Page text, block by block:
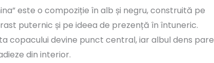
este o compoziție în alb și negru, construită pe
puternic și pe ideea de prezență în întuneric.
copacului devine punct central, iar albul dens pare
din interior.